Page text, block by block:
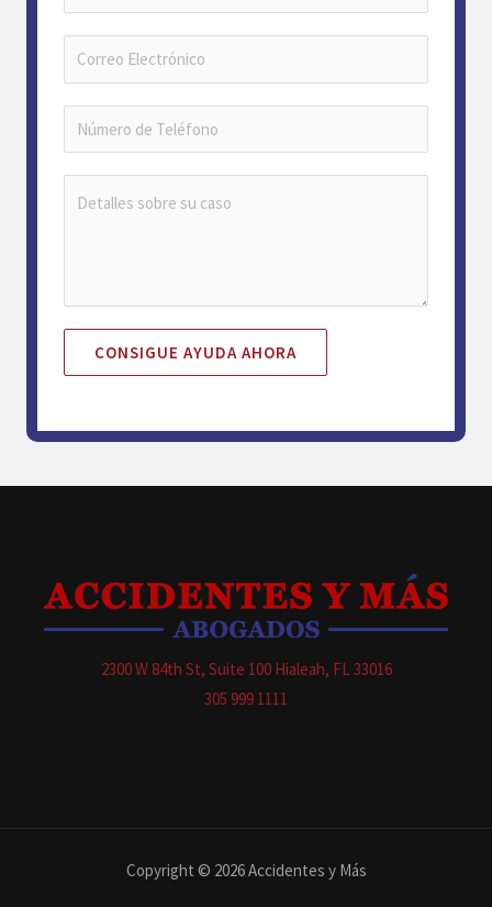
CONSIGUE AYUDA AHORA
2300 W 84th St, Suite 100 Hialeah, FL 33016
305 999 1111
Copyright © 2026 Accidentes y Más